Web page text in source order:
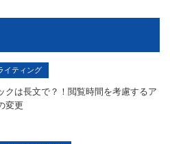
イティング
クは長文で？！閲覧時間を考慮するア
変更